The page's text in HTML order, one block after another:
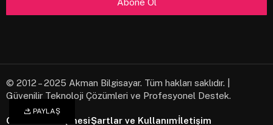
Intel Core i5-1135G7
SATIN AL İNCELE
PAYLAŞ
© 2012 – 2025 Akman Bilgisayar. Tüm hakları saklıdır. |
Güvenilir Teknoloji Çözümleri ve Profesyonel Destek.
Gizlilik SözleşmesiŞartlar ve Kullanımİletişim